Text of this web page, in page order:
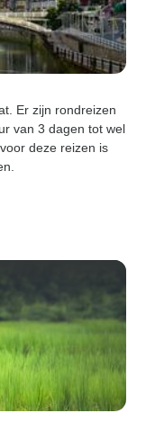
Er zijn rondreizen
van 3 dagen tot wel
deze reizen is